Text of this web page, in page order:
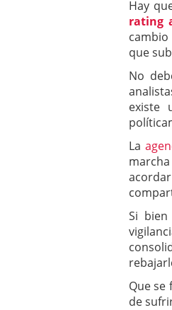
Hay
rating
que
No
existe
La
Si
Que se
de